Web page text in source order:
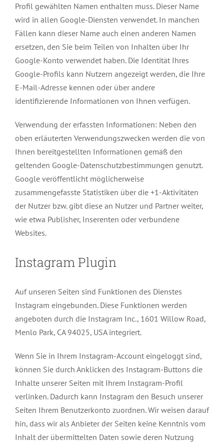
Profil gewählten Namen enthalten muss. Dieser Name
wird in allen Google-Diensten verwendet. In manchen
Fällen kann dieser Name auch einen anderen Namen
ersetzen, den Sie beim Teilen von Inhalten über Ihr
Google-Konto verwendet haben. Die Identität Ihres
Google-Profils kann Nutzern angezeigt werden, die Ihre
E-Mail-Adresse kennen oder über andere
identifizierende Informationen von Ihnen verfügen.
Verwendung der erfassten Informationen: Neben den
oben erläuterten Verwendungszwecken werden die von
Ihnen bereitgestellten Informationen gemäß den
geltenden Google-Datenschutzbestimmungen genutzt.
Google veröffentlicht möglicherweise
zusammengefasste Statistiken über die +1-Aktivitäten
der Nutzer bzw. gibt diese an Nutzer und Partner weiter,
wie etwa Publisher, Inserenten oder verbundene
Websites.
Instagram Plugin
Auf unseren Seiten sind Funktionen des Dienstes
Instagram eingebunden. Diese Funktionen werden
angeboten durch die Instagram Inc., 1601 Willow Road,
Menlo Park, CA 94025, USA integriert.
Wenn Sie in Ihrem Instagram-Account eingeloggt sind,
können Sie durch Anklicken des Instagram-Buttons die
Inhalte unserer Seiten mit Ihrem Instagram-Profil
verlinken. Dadurch kann Instagram den Besuch unserer
Seiten Ihrem Benutzerkonto zuordnen. Wir weisen darauf
hin, dass wir als Anbieter der Seiten keine Kenntnis vom
Inhalt der übermittelten Daten sowie deren Nutzung